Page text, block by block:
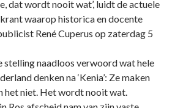
dat wordt nooit wat’, luidt de actuele
waarop historica en docente
RenéCuperus op zaterdag 5
stelling naadloos verwoord wat hele
denken na ‘Kenia’: Ze maken
het niet. Het wordt nooit wat.